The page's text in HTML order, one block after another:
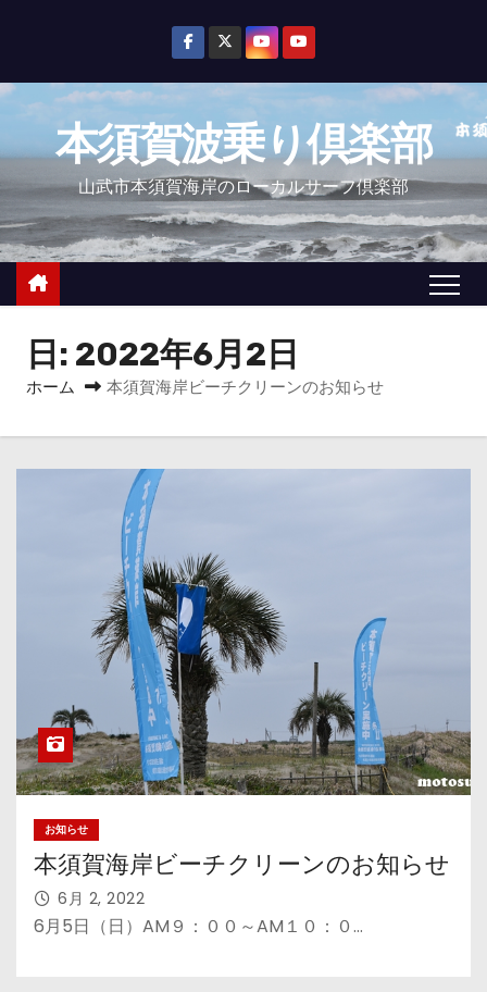
ン
へ
キ
ッ
本須賀波乗り倶楽部
山武市本須賀海岸のローカルサーフ倶楽部
日: 2022年6月2日
ホーム 本須賀海岸ビーチクリーンのお知らせ
お知らせ
本須賀海岸ビーチクリーンのお知らせ
6月 2, 2022
6月5日（日）AM９：００～AM１０：０…